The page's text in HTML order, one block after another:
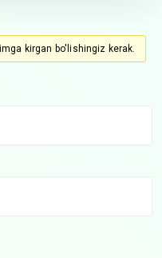
kirgan bo'lishingiz kerak.